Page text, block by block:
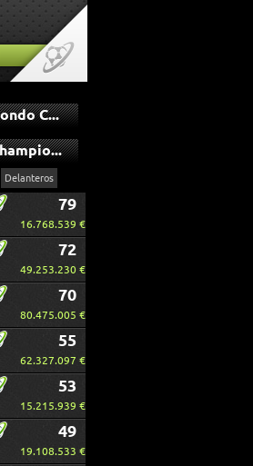
Último video del futmondo Champions
Plantilla - futmondo Champions
Delanteros
79
16.768.539 €
72
49.253.230 €
70
80.475.005 €
55
62.327.097 €
53
15.215.939 €
49
19.108.533 €